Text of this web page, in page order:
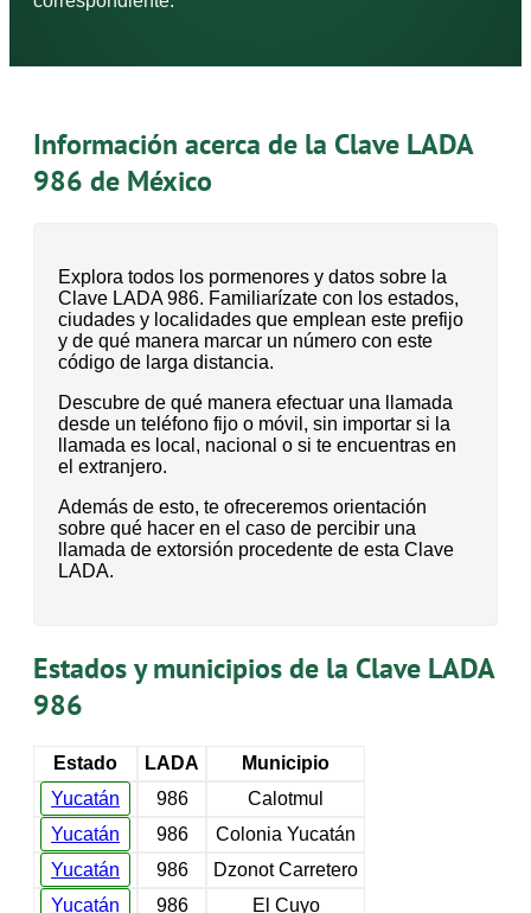
Información acerca de la Clave LADA
986 de México
Explora todos los pormenores y datos sobre la
Clave LADA 986. Familiarízate con los estados,
ciudades y localidades que emplean este prefijo
y de qué manera marcar un número con este
código de larga distancia.
Descubre de qué manera efectuar una llamada
desde un teléfono fijo o móvil, sin importar si la
llamada es local, nacional o si te encuentras en
el extranjero.
Además de esto, te ofreceremos orientación
sobre qué hacer en el caso de percibir una
llamada de extorsión procedente de esta Clave
LADA.
Estados y municipios de la Clave LADA
986
Estado LADA
Municipio
Yucatán
986
Calotmul
Yucatán
986
Colonia Yucatán
Yucatán
986
Dzonot Carretero
Yucatán
986
El Cuyo